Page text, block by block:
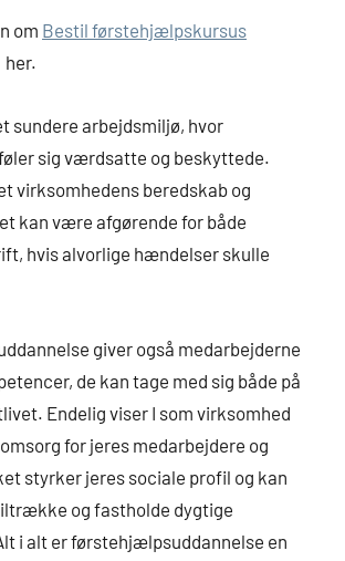
om Bestil førstehjælpskursus
her.
sundere arbejdsmiljø, hvor
sig værdsatte og beskyttede.
virksomhedens beredskab og
kan være afgørende for både
hvis alvorlige hændelser skulle
giver også medarbejderne
de kan tage med sig både på
Endelig viser I som virksomhed
for jeres medarbejdere og
styrker jeres sociale profil og kan
og fastholde dygtige
i alt er førstehjælpsuddannelse en